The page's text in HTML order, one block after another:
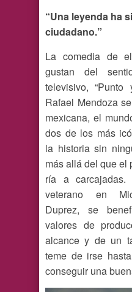
“Una leyenda ha
ciudadano.”
La comedia de
gustan del
televisivo,
Rafael Mendoza
mexicana, el
dos de los más
la historia sin
más allá del que el
ría a
veterano en
Duprez, se
valores de
alcance y de un
teme de irse
conseguir una